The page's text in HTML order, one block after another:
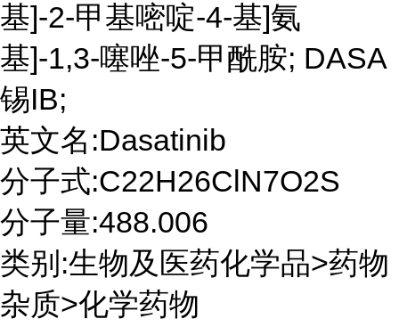
基]-2-甲基嘧啶-4-基]氨
基]-1,3-噻唑-5-甲酰胺; DASA
锡IB;
英文名:Dasatinib
分子式:C22H26ClN7O2S
分子量:488.006
类别:生物及医药化学品>药物
杂质>化学药物